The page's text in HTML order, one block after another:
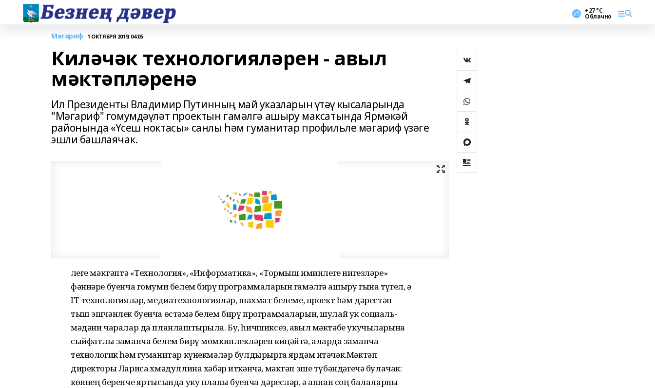
+27 °С
Облачно
Мәгариф 1 ОКТЯБРЯ 2019, 04:05
Киләчәк технологияләрен - авыл
мәктәпләренә
Ил Президенты Владимир Путинның май указларын үтәү кысаларында
"Мәгариф" гомумдәүләт проектын гамәлгә ашыру максатында Ярмәкәй
районында «Үсеш ноктасы» санлы һәм гуманитар профильле мәгариф үзәге
эшли башлаячак.
Әлеге мәктәптә «Технология», «Информатика», «Тормыш иминлеге нигезләре»
фәннәре буенча гомуми белем бирү программаларын гамәлгә ашыру гына түгел, ә
IT-технологияләр, медиатехнологияләр, шахмат белеме, проект һәм дәрестән
тыш эшчәнлек буенча өстәмә белем бирү программаларын, шулай ук социаль-
мәдәни чаралар да планлаштырыла. Бу, һичшиксез, авыл мәктәбе укучыларына
сыйфатлы заманча белем бирү мөмкинлекләрен киңәйтә, аларда заманча
технологик һәм гуманитар күнекмәләр булдырырга ярдәм итәчәк.Мәктәп
директоры Лариса Әхмәдуллина хәбәр иткәнчә, мәктәп эше түбәндәгечә булачак:
көннең беренче яртысында уку планы буенча дәресләр, ә аннан соң балаларны